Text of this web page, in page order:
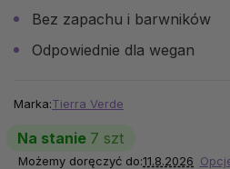
Bez zapachu i barwników
Odpowiednie dla wegan
Marka:Tierra Verde
Na stanie 7 szt
Możemy doręczyć do:11.8.2026